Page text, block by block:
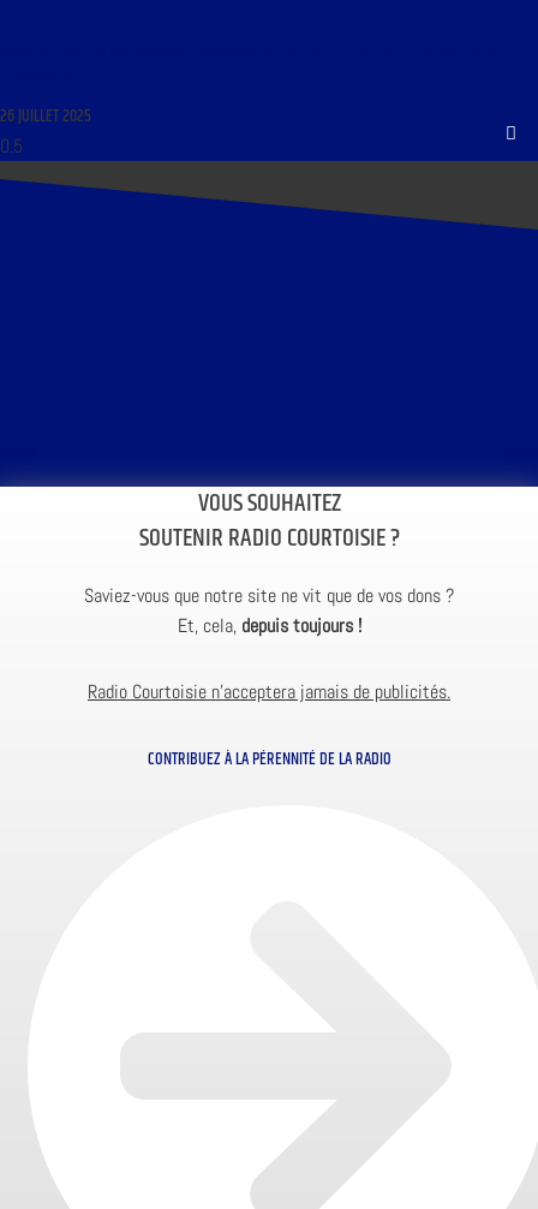
26 JUILLET 2025
VOUS SOUHAITEZ
SOUTENIR RADIO COURTOISIE ?
Saviez-vous que notre site ne vit que de vos dons ?
Et, cela, depuis toujours !
Radio Courtoisie n’acceptera jamais de publicités.
CONTRIBUEZ À LA PÉRENNITÉ DE LA RADIO